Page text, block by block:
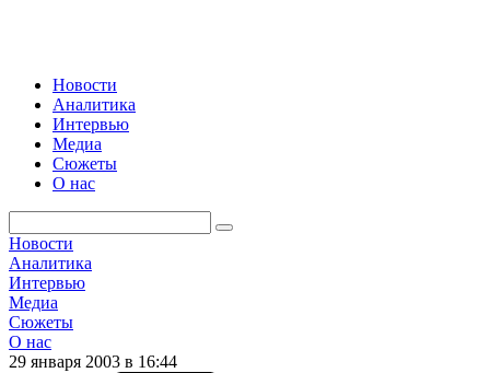
Новости
Аналитика
Интервью
Медиа
Сюжеты
О нас
Новости
Аналитика
Интервью
Медиа
Сюжеты
О нас
29 января 2003 в 16:44